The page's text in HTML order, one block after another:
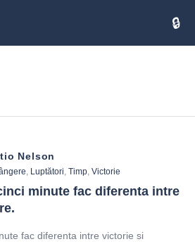
Nelson
, Luptători, Timp, Victorie
minute fac diferenta intre
fac diferenta intre victorie si